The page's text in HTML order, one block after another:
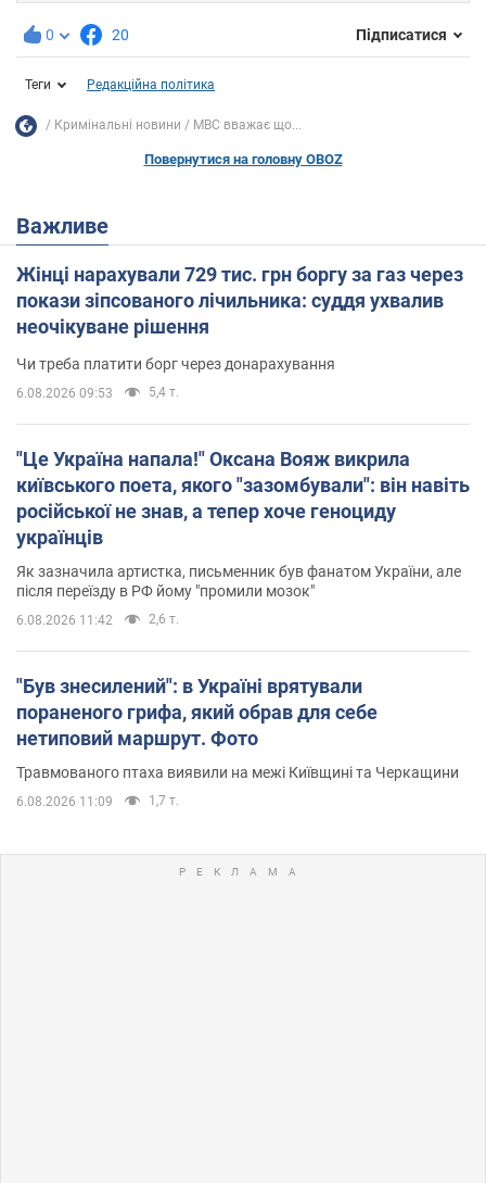
0 20 Підписатися
Теги Редакційна політика
Кримінальні новини МВС вважає що...
Повернутися на головну OBOZ
Важливе
Жінці нарахували 729 тис. грн боргу за газ через
покази зіпсованого лічильника: суддя ухвалив
неочікуване рішення
Чи треба платити борг через донарахування
6.08.2026 09:53 5,4 т.
"Це Україна напала!" Оксана Вояж викрила
київського поета, якого "зазомбували": він навіть
російської не знав, а тепер хоче геноциду
українців
Як зазначила артистка, письменник був фанатом України, але
після переїзду в РФ йому "промили мозок"
6.08.2026 11:42 2,6 т.
"Був знесилений": в Україні врятували
пораненого грифа, який обрав для себе
нетиповий маршрут. Фото
Травмованого птаха виявили на межі Київщині та Черкащини
6.08.2026 11:09 1,7 т.